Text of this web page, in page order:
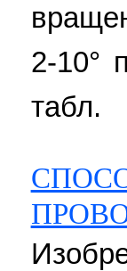
2-10°
табл.